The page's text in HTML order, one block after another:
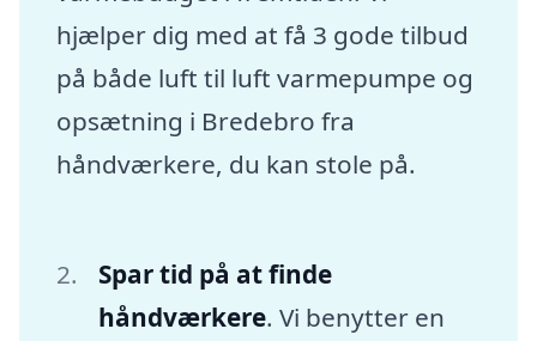
hjælper dig med at få 3 gode tilbud
på både luft til luft varmepumpe og
opsætning i Bredebro fra
håndværkere, du kan stole på.
Spar tid på at finde
håndværkere. Vi benytter en